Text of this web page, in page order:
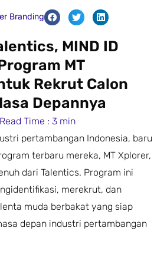
Branding
MIND ID
MT
Rekrut Calon
Depannya
Read Time : 3 min
pertambangan Indonesia, baru
terbaru mereka, MT Xplorer,
dari Talentics. Program ini
merekrut, dan
muda berbakat yang siap
depan industri pertambangan